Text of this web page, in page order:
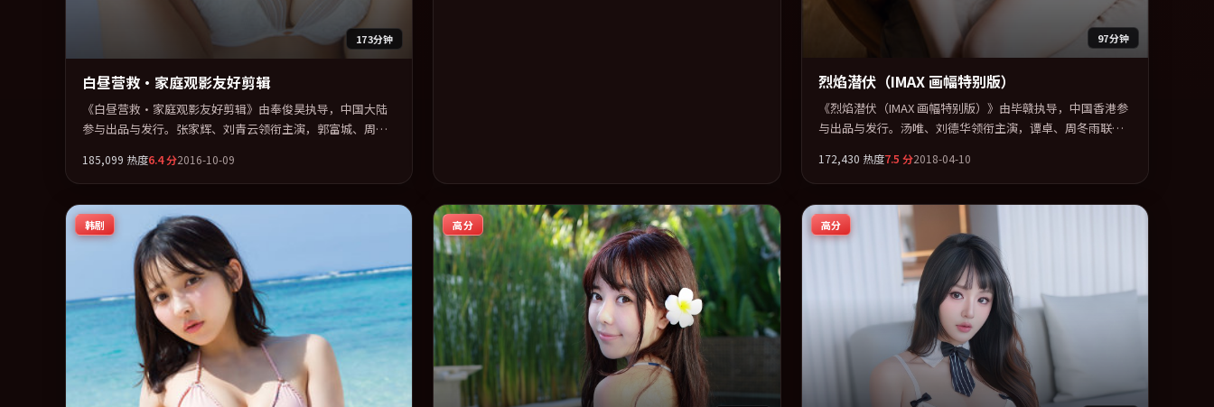
173分钟
白昼营救·家庭观影友好剪辑
《白昼营救·家庭观影友好剪辑》由奉俊昊执导，中国大陆
参与出品与发行。张家辉、刘青云领衔主演，郭富城、周
问。全片以「冒险」类型为骨架，在叙事、表演与视听上力
求统一。定于 2016-09-08 在内地院线及主流平台同步亮相，
2016 年度话题片中口碑稳健，适合喜欢强情节与人物弧光的
观众完整观看。
185,099 热度6.4分2016-10-09
97分钟
烈焰潜伏（IMAX 画幅特别版）
《烈焰潜伏（IMAX 画幅特别版）》由毕赣执导，中国香港参
与出品与发行。汤唯、刘德华领衔主演，谭卓、周冬雨联袂
「奇幻」类型为骨架，在叙事、表演与视听上力求统一。定
于 2018-06-21 在内地院线及主流平台同步亮相，2018 年度
话题片中口碑稳健，适合喜欢强情节与人物弧光的观众完整
观看。
172,430 热度7.5 分2018-04-10
韩剧 高分 高分